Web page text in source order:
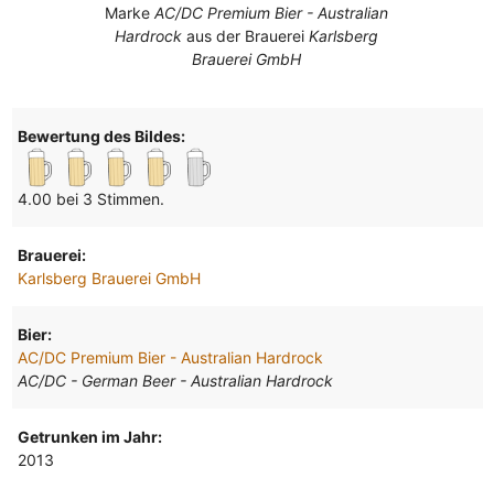
MarkeAC/DC Premium Bier - Australian
Hardrock aus der BrauereiKarlsberg
Brauerei GmbH
Bewertung des Bildes:
4.00 bei 3 Stimmen.
Brauerei:
Karlsberg Brauerei GmbH
Bier:
AC/DC Premium Bier - Australian Hardrock
AC/DC - German Beer - Australian Hardrock
Getrunken im Jahr:
2013